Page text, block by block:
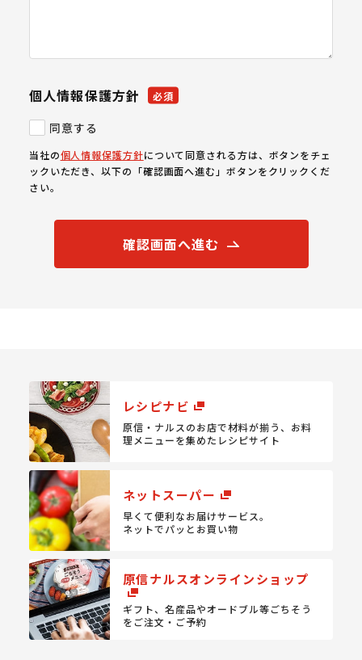
個人情報保護方針 必須
同意する
当社の個人情報保護方針について同意される方は、ボタンをチェ
ックいただき、以下の「確認画面へ進む」ボタンをクリックくだ
さい。
確認画面へ進む
レシピナビ
原信・ナルスのお店で材料が揃う、 お料
理メニューを集めたレシピサイト
ネットスーパー
早くて便利なお届けサービス。
ネットでパッとお買い物
原信ナルスオンラインショップ
ギフト、名産品やオードブル等ごちそう
をご注文・ご予約